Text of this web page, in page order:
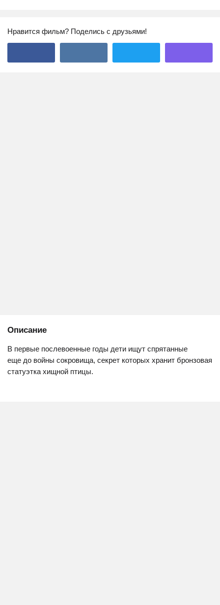
Нравится фильм? Поделись с друзьями!
Описание
В первые послевоенные годы дети ищут спрятанные
еще до войны сокровища, секрет которых хранит бронзовая
статуэтка хищной птицы.